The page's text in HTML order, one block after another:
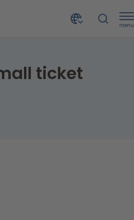
menu
ticket